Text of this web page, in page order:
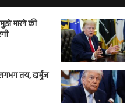
मारने की
तय, हार्मुज